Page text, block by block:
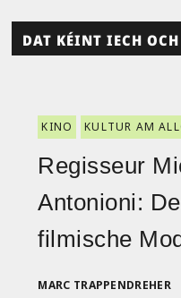
DAT KÉINT IECH
KINO KULTUR AM
Regisseur
Antonioni:
filmische
MARC TRAPPENDREHER